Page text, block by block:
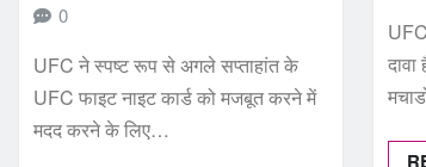
0
UFC ने स्पष्ट रूप से अगले सप्ताहांत के
UFC फाइट नाइट कार्ड को मजबूत करने में
मदद करने के लिए…